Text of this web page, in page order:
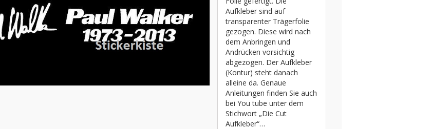
Aufkleber sind auf
transparenter Trägerfolie
gezogen. Diese wird nach
dem Anbringen und
Andrücken vorsichtig
abgezogen. Der Aufkleber
(Kontur) steht danach
alleine da. Genaue
Anleitungen finden Sie auch
bei You tube unter dem
Stichwort „Die Cut
Aufkleber“…